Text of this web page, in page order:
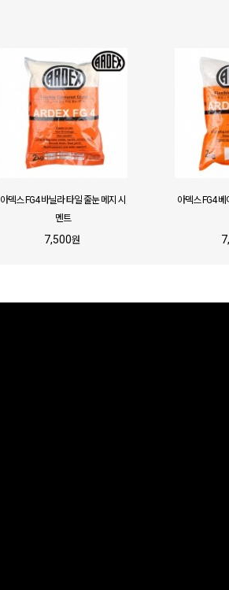
아덱스 FG4 바닐라 타일 줄눈 메지 시
멘트
7,500원
아덱스 FG4 베